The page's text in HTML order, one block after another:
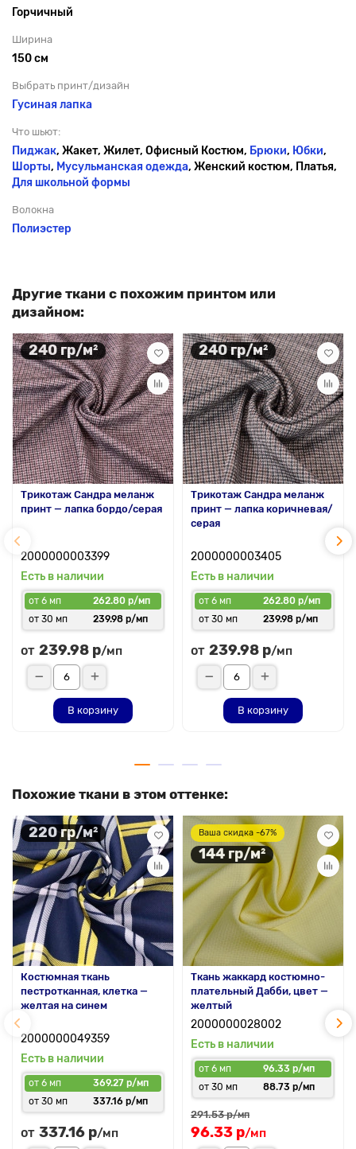
Горчичный
Ширина
150 см
Выбрать принт/дизайн
Гусиная лапка
Что шьют:
Пиджак, Жакет, Жилет, Офисный Костюм, Брюки, Юбки,
Шорты, Мусульманская одежда, Женский костюм, Платья,
Для школьной формы
Волокна
Полиэстер
Другие ткани с похожим принтом или
дизайном:
240 гр/м²
Трикотаж Сандра меланж
принт — лапка бордо/серая
2000000003399
Есть в наличии
от 6 мп
262.80 р/мп
от 30 мп
239.98 р/мп
от 239.98 р/мп
В корзину
240 гр/м²
Трикотаж Сандра меланж
принт — лапка коричневая/
серая
2000000003405
Есть в наличии
от 6 мп
262.80 р/мп
от 30 мп
239.98 р/мп
от 239.98 р/мп
В корзину
Похожие ткани в этом оттенке:
220 гр/м²
Костюмная ткань
пестротканная, клетка —
желтая на синем
2000000049359
Есть в наличии
от 6 мп
369.27 р/мп
от 30 мп
337.16 р/мп
от 337.16 р/мп
Ваша скидка -67%
144 гр/м²
Ткань жаккард костюмно-
плательный Дабби, цвет —
желтый
2000000028002
Есть в наличии
от 6 мп
96.33 р/мп
от 30 мп
88.73 р/мп
291.53 р/мп
96.33 р/мп